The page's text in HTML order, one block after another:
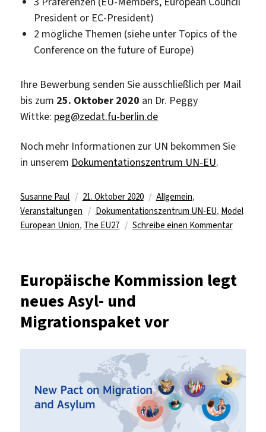
President or EC-President)
2 mögliche Themen (siehe unter Topics of the
Conference on the future of Europe)
Ihre Bewerbung senden Sie ausschließlich per Mail
bis zum 25. Oktober 2020 an Dr. Peggy
Wittke: peg@zedat.fu-berlin.de
Noch mehr Informationen zur UN bekommen Sie
in unserem Dokumentationszentrum UN-EU.
Autor
Susanne Paul
Veröffentlicht
am
21. Oktober 2020 Kategorien
Allgemein,
Veranstaltungen
Schlagwörter
Dokumentationszentrum UN-EU, Model
European Union, The EU27 Schreibe einen Kommentarzu
–
The
Future
of
Europäische Kommission legt
neues Asyl- und
Migrationspaket vor